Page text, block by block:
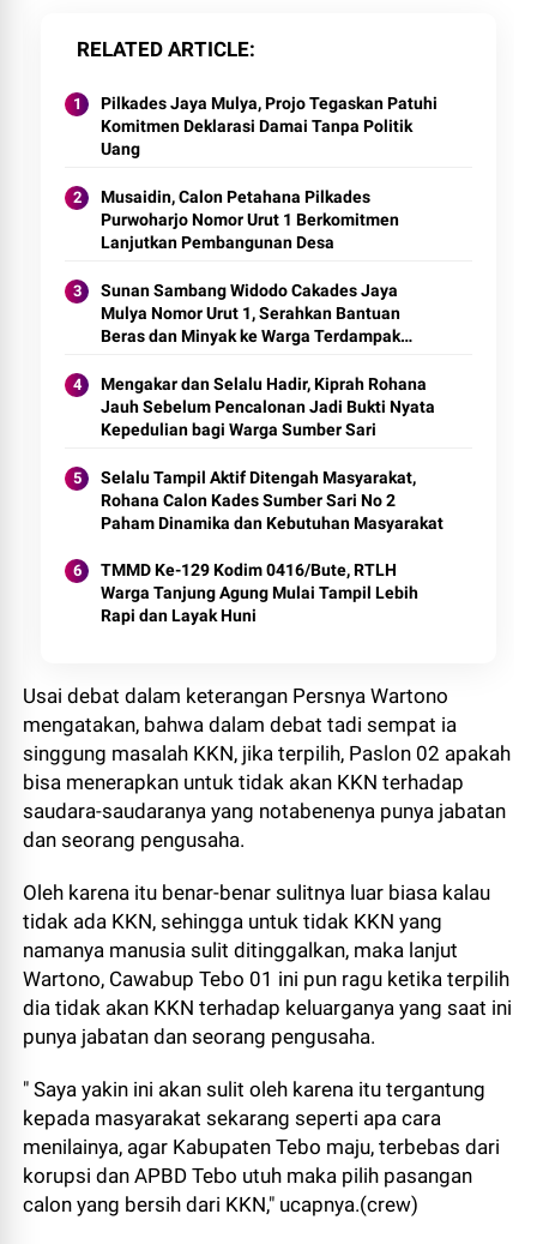
RELATED ARTICLE
Pilkades Jaya Mulya, Projo Tegaskan Patuhi
Komitmen Deklarasi Damai Tanpa Politik
Uang
Musaidin, Calon Petahana Pilkades
Purwoharjo Nomor Urut 1 Berkomitmen
Lanjutkan Pembangunan Desa
Sunan Sambang Widodo Cakades Jaya
Mulya Nomor Urut 1, Serahkan Bantuan
Beras dan Minyak ke Warga Terdampak
Mengakar dan Selalu Hadir, Kiprah Rohana
Jauh Sebelum Pencalonan Jadi Bukti Nyata
Kepedulian bagi Warga Sumber Sari
Selalu Tampil Aktif Ditengah Masyarakat,
Rohana Calon Kades Sumber Sari No 2
Paham Dinamika dan Kebutuhan Masyarakat
TMMD Ke-129 Kodim 0416/Bute, RTLH
Warga Tanjung Agung Mulai Tampil Lebih
Rapi dan Layak Huni
Usai debat dalam keterangan Persnya Wartono
mengatakan, bahwa dalam debat tadi sempat ia
singgung masalah KKN, jika terpilih, Paslon 02 apakah
bisa menerapkan untuk tidak akan KKN terhadap
saudara-saudaranya yang notabenenya punya jabatan
dan seorang pengusaha.
Oleh karena itu benar-benar sulitnya luar biasa kalau
tidak ada KKN, sehingga untuk tidak KKN yang
namanya manusia sulit ditinggalkan, maka lanjut
Wartono, Cawabup Tebo 01 ini pun ragu ketika terpilih
dia tidak akan KKN terhadap keluarganya yang saat ini
punya jabatan dan seorang pengusaha.
" Saya yakin ini akan sulit oleh karena itu tergantung
kepada masyarakat sekarang seperti apa cara
menilainya, agar Kabupaten Tebo maju, terbebas dari
korupsi dan APBD Tebo utuh maka pilih pasangan
calon yang bersih dari KKN," ucapnya.(crew)